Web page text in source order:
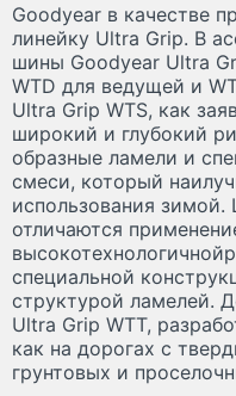
Goodyear в качестве
линейку Ultra Grip. В
шины Goodyear Ultra
WTD для ведущей и
Ultra Grip WTS, как
широкий и глубокий
образные ламели и
смеси, который
использования
отличаются
специальной
структурой ламелей.
Ultra Grip WTT,
как на дорогах с
грунтовых и